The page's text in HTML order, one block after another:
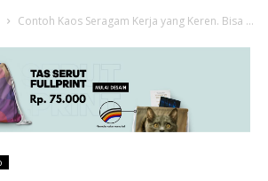
Contoh Kaos Seragam Kerja yang Keren. Bisa Kamu Bikin Satuan